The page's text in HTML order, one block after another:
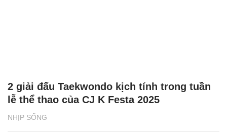
NHỊP SỐNG
2 giải đấu Taekwondo kịch tính trong tuần
lễ thể thao của CJ K Festa 2025